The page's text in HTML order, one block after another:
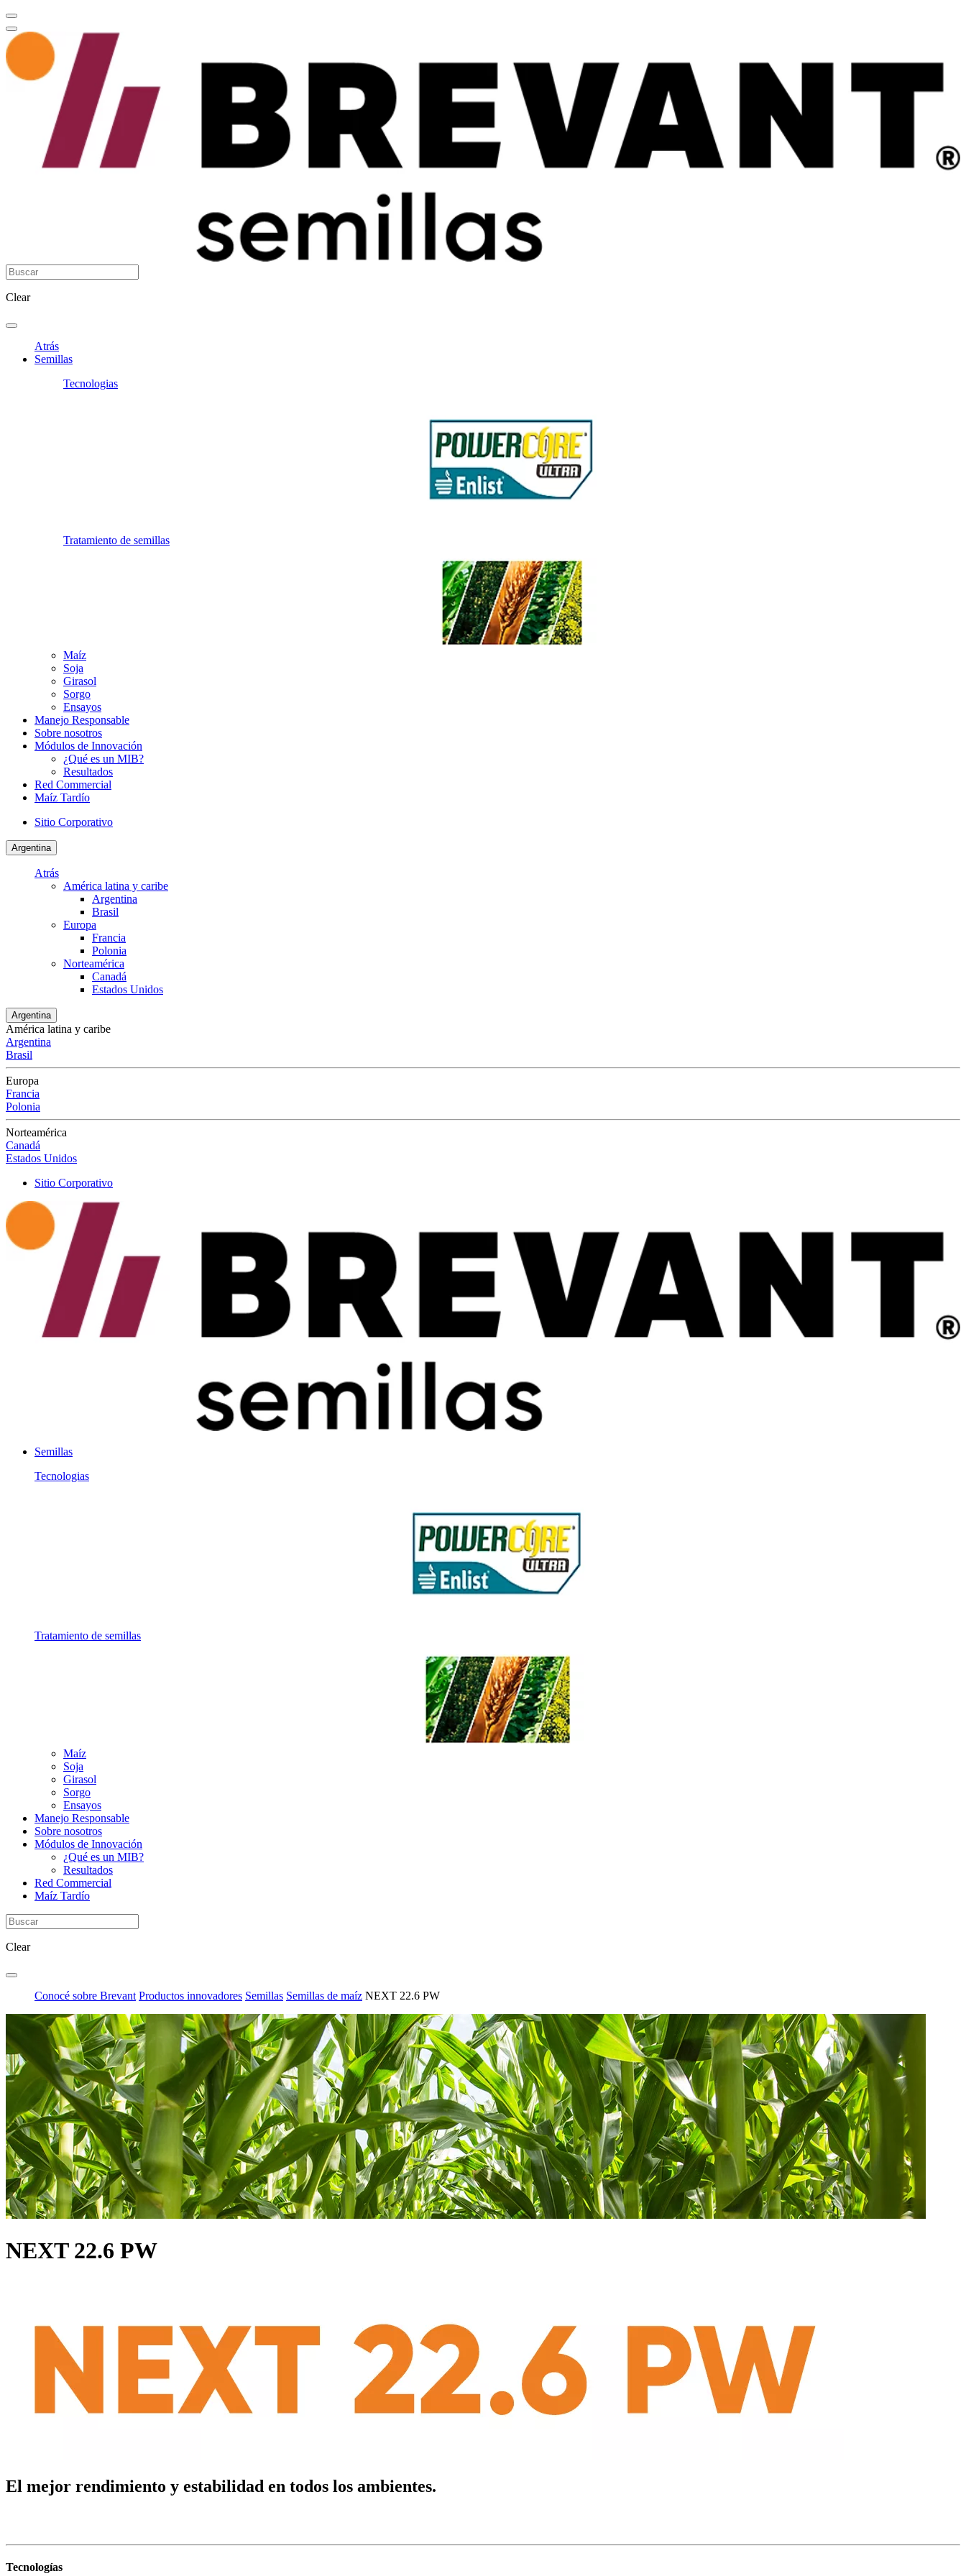
Clear
Atrás
Semillas
Tecnologias
Tratamiento de semillas
Maíz
Soja
Girasol
Sorgo
Ensayos
Manejo Responsable
Sobre nosotros
Módulos de Innovación
¿Qué es un MIB?
Resultados
Red Commercial
Maíz Tardío
Sitio Corporativo
Argentina
Atrás
América latina y caribe
Argentina
Brasil
Europa
Francia
Polonia
Norteamérica
Canadá
Estados Unidos
Argentina
América latina y caribe
Argentina
Brasil
Europa
Francia
Polonia
Norteamérica
Canadá
Estados Unidos
Sitio Corporativo
Semillas
Tecnologias
Tratamiento de semillas
Maíz
Soja
Girasol
Sorgo
Ensayos
Manejo Responsable
Sobre nosotros
Módulos de Innovación
¿Qué es un MIB?
Resultados
Red Commercial
Maíz Tardío
Clear
Conocé sobre Brevant Productos innovadores Semillas Semillas de maíz NEXT 22.6 PW
NEXT 22.6 PW
El mejor rendimiento y estabilidad en todos los ambientes.
Tecnologías